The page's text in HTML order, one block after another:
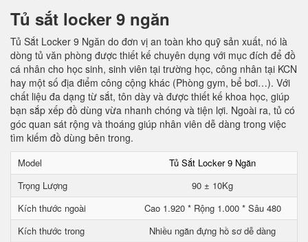
Tủ sắt locker 9 ngăn
Tủ Sắt Locker 9 Ngăn do đơn vị an toàn kho quỹ sản xuất, nó là
dòng tủ văn phòng được thiết kế chuyên dụng với mục đích để đồ
cá nhân cho học sinh, sinh viên tại trường học, công nhân tại KCN
hay một số địa điểm công cộng khác (Phòng gym, bể bơi…). Với
chất liệu đa dạng từ sắt, tôn dày và được thiết kế khoa học, giúp
bạn sắp xếp đồ dùng vừa nhanh chóng và tiện lợi. Ngoài ra, tủ có
góc quan sát rộng và thoáng giúp nhân viên dễ dàng trong việc
tìm kiếm đồ dùng bên trong.
Model
Tủ Sắt Locker 9 Ngăn
Trọng Lượng
90 ± 10Kg
Kích thước ngoài
Cao 1.920 * Rộng 1.000 * Sâu 480
Kích thước trong
Nhiều ngăn đựng hồ sơ dễ dàng